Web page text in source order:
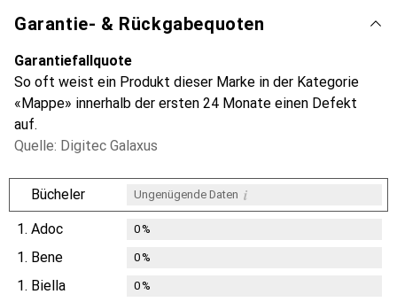
Garantie- & Rückgabequoten
Garantiefallquote
So oft weist ein Produkt dieser Marke in der Kategorie
«Mappe» innerhalb der ersten 24 Monate einen Defekt
auf.
Quelle: Digitec Galaxus
Bücheler Ungenügende Daten i
1. Adoc 0%
1. Bene 0%
1. Biella 0%